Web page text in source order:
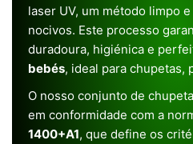
laser UV, um método limpo
nocivos. Este processo
duradoura, higiénica e
bebés, ideal para chupetas,
O nosso conjunto de
em conformidade com a
1400+A1, que define os